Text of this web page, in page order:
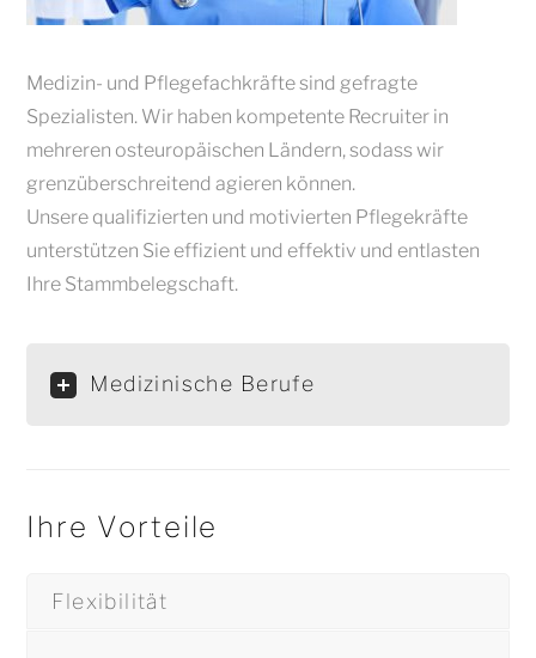
Medizin- und Pflegefachkräfte sind gefragte
Spezialisten. Wir haben kompetente Recruiter in
mehreren osteuropäischen Ländern, sodass wir
grenzüberschreitend agieren können.
Unsere qualifizierten und motivierten Pflegekräfte
unterstützen Sie effizient und effektiv und entlasten
Ihre Stammbelegschaft.
Medizinische Berufe
Ihre Vorteile
Flexibilität